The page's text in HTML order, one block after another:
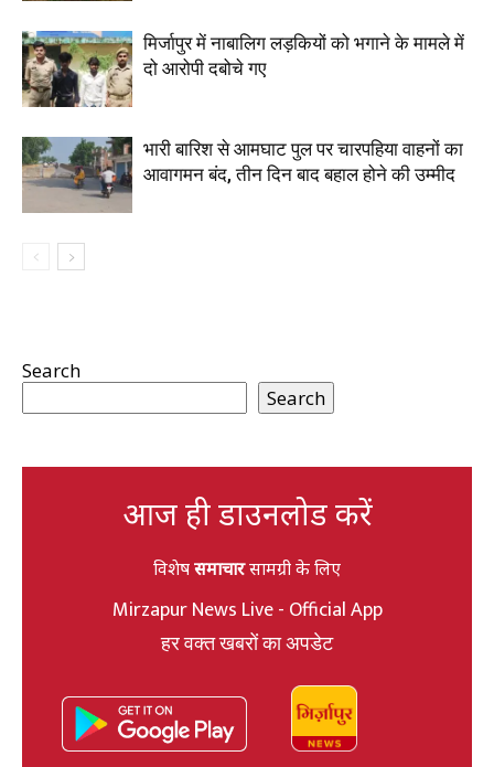
मिर्जापुर में नाबालिग लड़कियों को भगाने के मामले में
दो आरोपी दबोचे गए
भारी बारिश से आमघाट पुल पर चारपहिया वाहनों का
आवागमन बंद, तीन दिन बाद बहाल होने की उम्मीद
Search
Search
आज ही डाउनलोड करें
विशेषसमाचारसामग्री के लिए
Mirzapur News Live - Official App
हर वक्त खबरों का अपडेट